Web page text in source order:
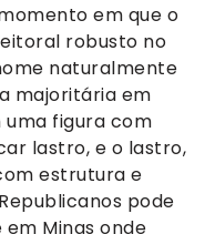
em que o
robusto no
naturalmente
majoritária em
uma figura com
lastro, e o lastro,
estrutura e
pode
Minas onde